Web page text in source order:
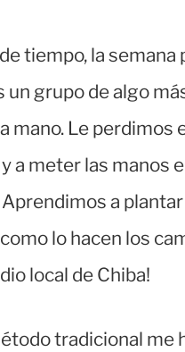
tiempo, la
un grupo de algo
mano. Le perdimos
a meter las manos
a
lo hacen los
local de Chiba!
tradicional me